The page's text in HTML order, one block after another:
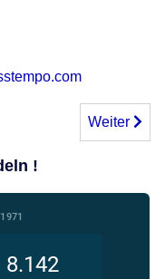
von Forst 1 gegen
Nächster
Weiter
!